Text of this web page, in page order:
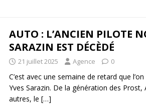
b
o
o
k
er l e
dI
n
g
er
AUTO : L’ANCIEN PILOTE
SARAZIN EST DÉCÈDÉ
21 juillet 2025 Agence 0
C’est avec une semaine de retard que
Yves Sarazin. De la génération des Prost,
autres, le […]